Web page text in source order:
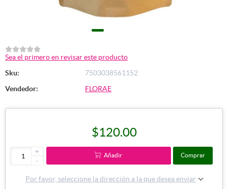
Sea el primero en revisar este producto
Sku:
7503038561152
Vendedor:
FLORAE
$120.00
+
-
Añadir Comprar
Por favor, seleccione la dirección a la que desea enviar